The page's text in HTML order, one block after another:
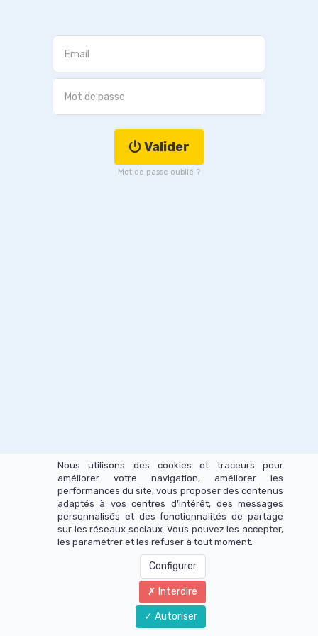
Valider
Mot de passe oublié ?
Nous utilisons des cookies et traceurs pour
améliorer votre navigation, améliorer les
performances du site, vous proposer des contenus
adaptés à vos centres d’intérêt, des messages
personnalisés et des fonctionnalités de partage
sur les réseaux sociaux. Vous pouvez les accepter,
les paramétrer et les refuser à tout moment.
Configurer
Interdire
Autoriser